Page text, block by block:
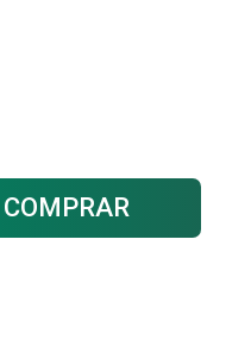
COMPRAR